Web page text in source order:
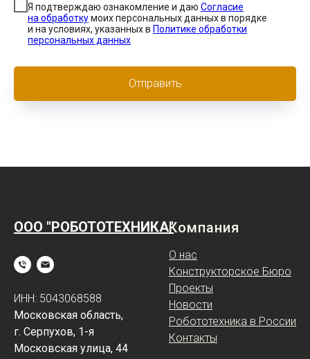
Я подтверждаю ознакомление и даю Согласие
на обработкумоих персональных данных в порядке
и на условиях, указанных в Политике обработки
персональных данных
Отправить
ООО "РОБОТОТЕХНИКА"
ИНН: 5043068588
Московская область,
г. Серпухов, 1-я
Московская улица, 44
Компания
О нас
Конструкторское Бюро
Проекты
Новости
Робототехника в России
Контакты